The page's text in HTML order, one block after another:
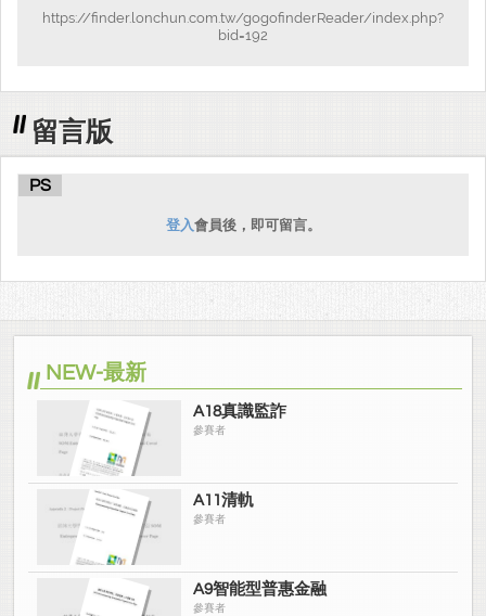
https://finder.lonchun.com.tw/gogofinderReader/index.php?
bid=192
留言版
PS
登入會員後，即可留言。
NEW-最新
A18真識監詐
參賽者
A11清軌
參賽者
A9智能型普惠金融
參賽者